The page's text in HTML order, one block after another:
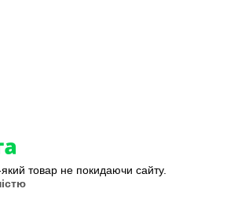
товар не покидаючи сайту.